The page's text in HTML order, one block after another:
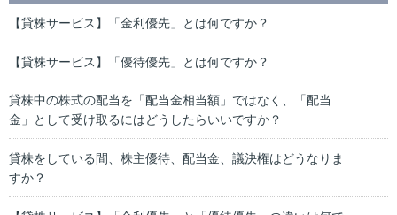
【貸株サービス】「金利優先」とは何ですか？
【貸株サービス】「優待優先」とは何ですか？
貸株中の株式の配当を「配当金相当額」ではなく、「配当
金」として受け取るにはどうしたらいいですか？
貸株をしている間、株主優待、配当金、議決権はどうなりま
すか？